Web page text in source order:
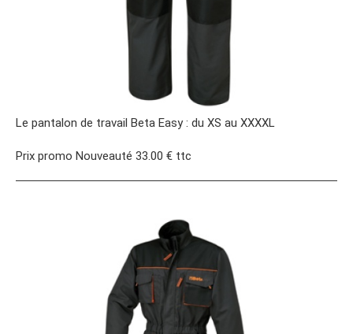
Le pantalon de travail Beta Easy : du XS au XXXXL
Prix promo Nouveauté 33.00 € ttc